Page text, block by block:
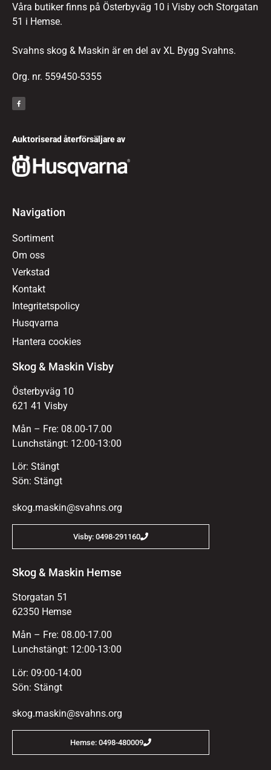
Våra butiker finns på Österbyväg 10 i Visby och Storgatan
51 i Hemse.
Svahns skog & Maskin är en del av XL Bygg Svahns.
Org. nr. 559450-5355
Auktoriserad återförsäljare av
Navigation
Sortiment
Om oss
Verkstad
Kontakt
Integritetspolicy
Husqvarna
Hantera cookies
Skog & Maskin Visby
Österbyväg 10
621 41 Visby
Mån – Fre: 08.00-17.00
Lunchstängt: 12:00-13:00
Lör: Stängt
Sön: Stängt
skog.maskin@svahns.org
Visby: 0498-291160
Skog & Maskin Hemse
Storgatan 51
62350 Hemse
Mån – Fre: 08.00-17.00
Lunchstängt: 12:00-13:00
Lör: 09:00-14:00
Sön: Stängt
skog.maskin@svahns.org
Hemse: 0498-480009